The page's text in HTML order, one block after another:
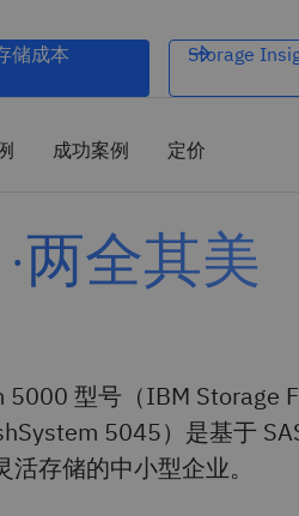
储成本 Storage
成功案例 定价
两全其美
5000 型号（IBM Storage
5045）是基于
存储的中小型企业。